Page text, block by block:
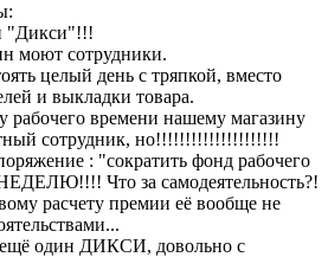
"Дикси"!!!
моют сотрудники.
целый день с тряпкой, вместо
и выкладки товара.
рабочего времени нашему магазину
сотрудник, но!!!!!!!!!!!!!!!!!!!!!
: "сократить фонд рабочего
Что за самодеятельность?!
расчету премии её вообще не
ещё один ДИКСИ, довольно с